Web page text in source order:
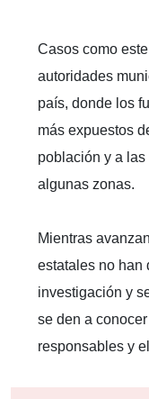
Casos como
autoridades
país, donde los
más expuestos
población y a
algunas zonas.
Mientras
estatales no han
investigación y
se den a
responsables y